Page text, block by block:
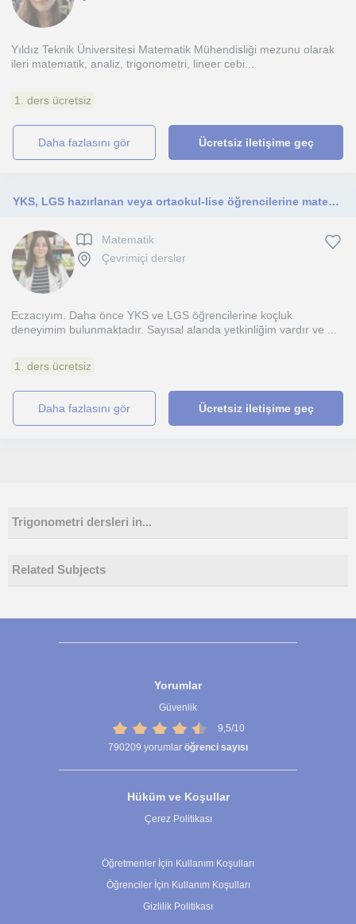
Yıldız Teknik Üniversitesi Matematik Mühendisliği mezunu olarak
ileri matematik, analiz, trigonometri, lineer cebi...
1. ders ücretsiz
daha fazlasını gör Ücretsiz iletişime geç
YKS, LGS hazırlanan veya ortaokul-lise öğrencilerine matematik dersleri verilir
Matematik
Çevrimiçi dersler
Eczacıyım. Daha önce YKS ve LGS öğrencilerine koçluk
deneyimim bulunmaktadır. Sayısal alanda yetkinliğim vardır ve ...
1. ders ücretsiz
daha fazlasını gör Ücretsiz iletişime geç
Trigonometri dersleri in...
Related Subjects
Yorumlar
Güvenlik
9,5/10
790209 yorumlar öğrenci sayısı
Hüküm ve Koşullar
Çerez Politikası
Öğretmenler İçin Kullanım Koşulları
Öğrenciler İçin Kullanım Koşulları
Gizlilik Politikası